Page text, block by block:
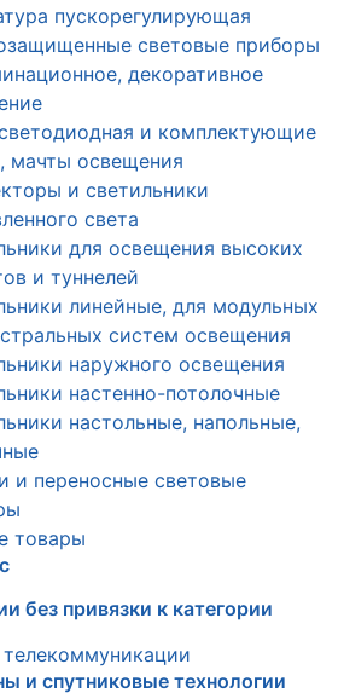
пускорегулирующая
световые приборы
декоративное
и комплектующие
мачты освещения
и светильники
света
для освещения высоких
и туннелей
линейные, для модульных
систем освещения
наружного освещения
настенно-потолочные
настольные, напольные,
и переносные световые
товары
без привязки к категории
телекоммуникации
и спутниковые технологии